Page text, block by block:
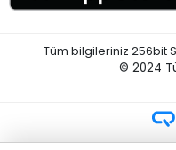
Tüm bilgileriniz 256bit
© 2024